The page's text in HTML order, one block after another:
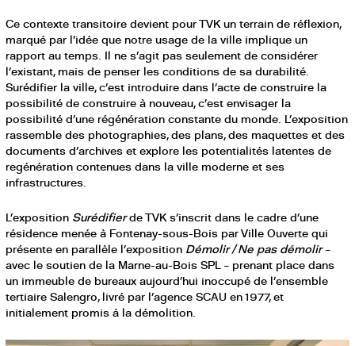
Ce contexte transitoire devient pour TVK un terrain de réflexion,
marqué par l’idée que notre usage de la ville implique un
rapport au temps. Il ne s’agit pas seulement de considérer
l’existant, mais de penser les conditions de sa durabilité.
Surédifier la ville, c’est introduire dans l’acte de construire la
possibilité de construire à nouveau, c’est envisager la
possibilité d’une régénération constante du monde. L’exposition
rassemble des photographies, des plans, des maquettes et des
documents d’archives et explore les potentialités latentes de
regénération contenues dans la ville moderne et ses
infrastructures.
L’exposition Surédifierde TVK s’inscrit dans le cadre d’une
résidence menée à Fontenay-sous-Bois par Ville Ouverte qui
présente en parallèle l’exposition Démolir / Ne pas démolir–
avec le soutien de la Marne-au-Bois SPL – prenant place dans
un immeuble de bureaux aujourd’hui inoccupé de l’ensemble
tertiaire Salengro, livré par l’agence SCAU en 1977, et
initialement promis à la démolition.